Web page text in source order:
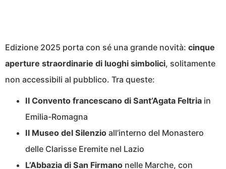
Edizione 2025 porta con sé una grande novità: cinque
aperture straordinarie di luoghi simbolici, solitamente
non accessibili al pubblico. Tra queste:
Il Convento francescano di Sant’Agata Feltria in
Emilia-Romagna
Il Museo del Silenzio all’interno del Monastero
delle Clarisse Eremite nel Lazio
L’Abbazia di San Firmano nelle Marche, con